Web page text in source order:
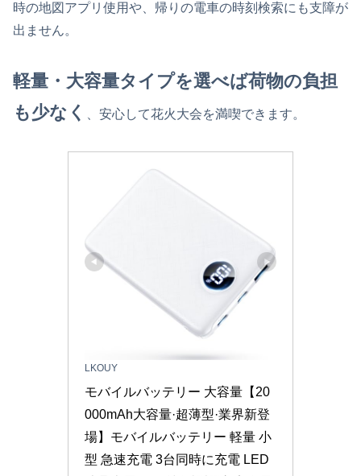
時の地図アプリ使用や、帰りの電車の時刻検索にも支障が
出ません。
軽量・大容量タイプを選べば荷物の負担
も少なく
、安心して花火大会を満喫できます。
LKOUY
モバイルバッテリー 大容量【20
000mAh大容量·超薄型·業界新登
場】モバイルバッテリー 軽量 小
型 急速充電 3台同時に充電 LED